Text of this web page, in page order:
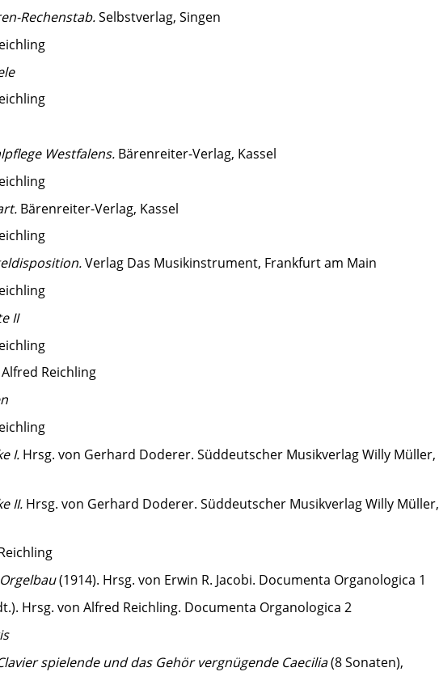
Rechenstab.Selbstverlag, Singen
Westfalens. Bärenreiter-Verlag, Kassel
Bärenreiter-Verlag, Kassel
Verlag Das Musikinstrument, Frankfurt am Main
II
Reichling
I. Hrsg. von Gerhard Doderer. Süddeutscher Musikverlag Willy Müller,
II. Hrsg. von Gerhard Doderer. Süddeutscher Musikverlag Willy Müller,
(1914). Hrsg. von Erwin R. ­Jacobi. Documenta Organologica 1
Hrsg. von Alfred Reichling. Documenta Organologica 2
spielende und das Gehör vergnügende Caecilia(8 Sonaten),